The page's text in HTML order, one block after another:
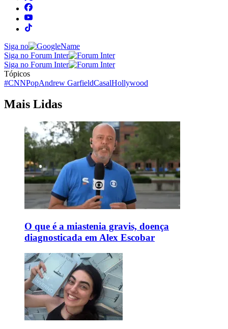
Siga no
Siga no Forum Inter
Siga no Forum Inter
Tópicos
#CNNPopAndrew GarfieldCasalHollywood
Mais Lidas
O que é a miastenia gravis, doença
diagnosticada em Alex Escobar